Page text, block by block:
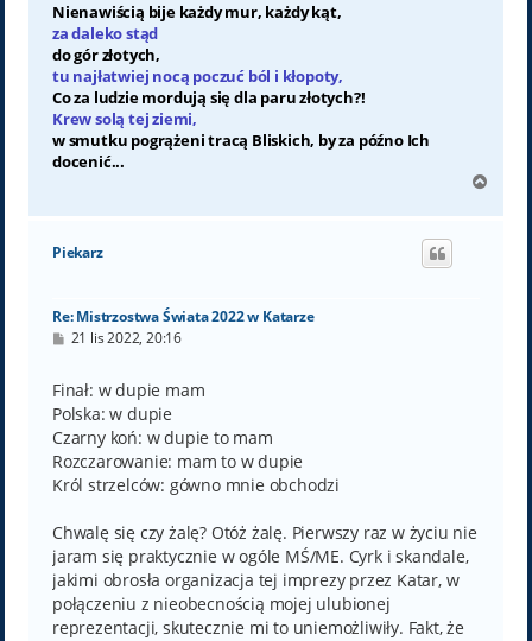
Nienawiścią bije każdy mur, każdy kąt,
za daleko stąd
do gór złotych,
tu najłatwiej nocą poczuć ból i kłopoty,
Co za ludzie mordują się dla paru złotych?!
Krew solą tej ziemi,
w smutku pogrążeni tracą Bliskich, by za późno Ich
docenić...
g
Piekarz
Re: Mistrzostwa Świata 2022 w Katarze
P
t
21 lis 2022, 20:16
Finał: w dupie mam
Polska: w dupie
Czarny koń: w dupie to mam
Rozczarowanie: mam to w dupie
Król strzelców: gówno mnie obchodzi
Chwalę się czy żalę? Otóż żalę. Pierwszy raz w życiu nie
jaram się praktycznie w ogóle MŚ/ME. Cyrk i skandale,
jakimi obrosła organizacja tej imprezy przez Katar, w
połączeniu z nieobecnością mojej ulubionej
reprezentacji, skutecznie mi to uniemożliwiły. Fakt, że